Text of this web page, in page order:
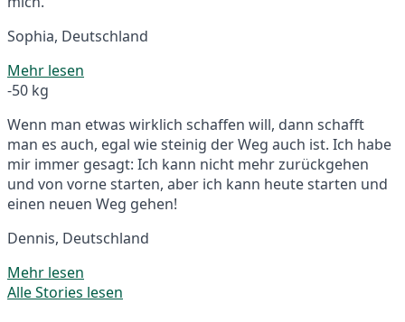
Sophia, Deutschland
Mehr lesen
-50 kg
Wenn man etwas wirklich schaffen will, dann schafft
man es auch, egal wie steinig der Weg auch ist. Ich habe
mir immer gesagt: Ich kann nicht mehr zurückgehen
und von vorne starten, aber ich kann heute starten und
einen neuen Weg gehen!
Dennis, Deutschland
Mehr lesen
Alle Stories lesen